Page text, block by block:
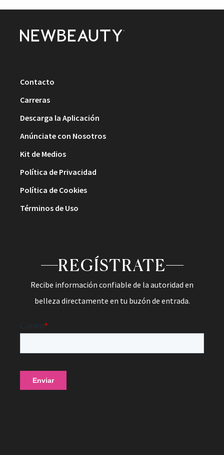
Contacto
Carreras
Descarga la Aplicación
Anúnciate con Nosotros
Kit de Medios
Política de Privacidad
Política de Cookies
Términos de Uso
REGÍSTRATE
Recibe información confiable de la autoridad en
belleza directamente en tu buzón de entrada.